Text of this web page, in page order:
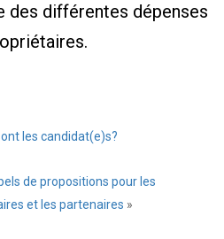
des différentes dépenses
les candidat(e)s?
de propositions pour les
et les partenaires »